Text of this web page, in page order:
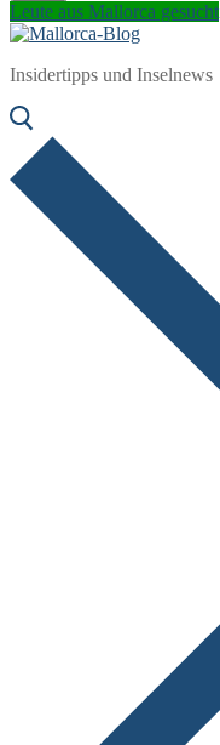
Leute aus Mallorca gesucht
Insidertipps und Inselnews